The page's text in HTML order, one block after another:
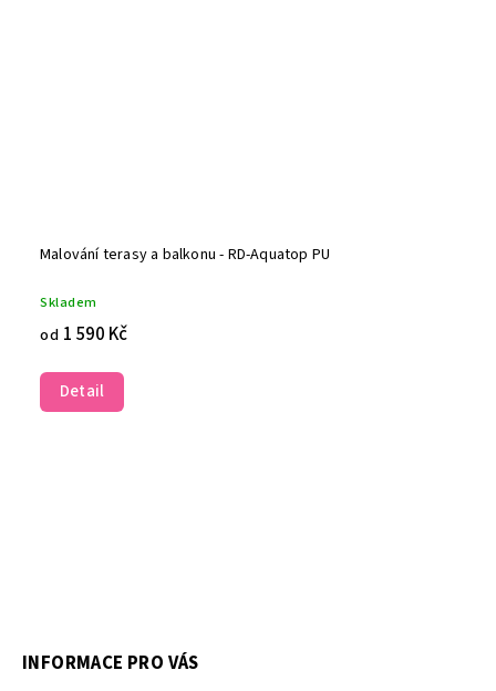
Malování terasy a balkonu - RD-Aquatop PU
Skladem
od 1 590 Kč
Detail
INFORMACE PRO VÁS